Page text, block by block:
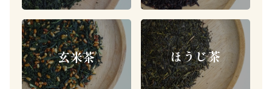
玄米茶 ほうじ茶